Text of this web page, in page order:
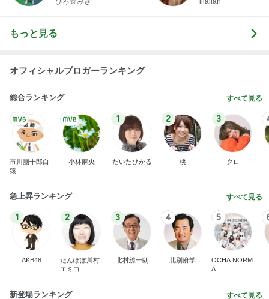
もっと見る
オフィシャルブロガーランキング
総合ランキング すべて見る
市川團十郎白
猿
小林麻央
1
だいたひかる
2
桃
3
クロ
急上昇ランキング すべて見る
1
AKB48
2
たんぽぽ川村
エミコ
3
北村総一朗
4
北別府学
5
OCHA NORM
A
新登場ランキング すべて見る